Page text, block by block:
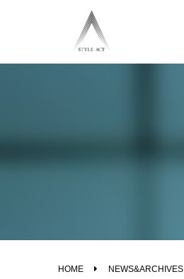
HOME NEWS&ARCHIVES